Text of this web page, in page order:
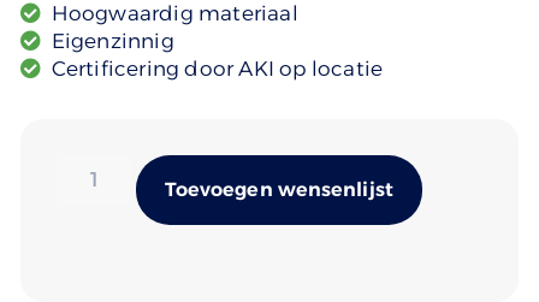
Hoogwaardig materiaal
Eigenzinnig
Certificering door AKI op locatie
Toevoegen wensenlijst